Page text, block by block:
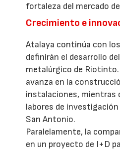
fortaleza del mercado
Crecimiento e
Atalaya continúa con
definirán el desarrollo
metalúrgico de Riotinto.
avanza en la
instalaciones, mientras
labores de
San Antonio.
Paralelamente, la
en un proyecto de I+D